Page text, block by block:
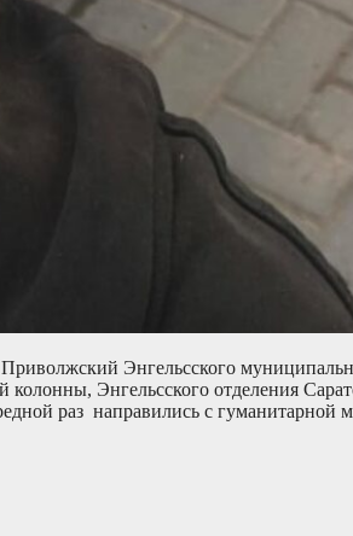
Энгельсского
Энгельсского отделения
раз направились с гуманитарной